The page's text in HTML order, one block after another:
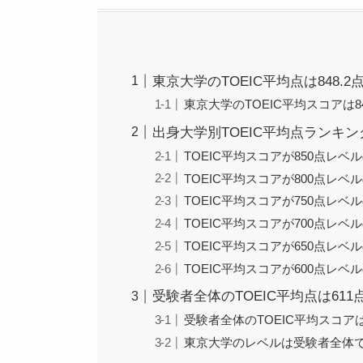
東京大学のTOEIC平均点は848.2
東京大学のTOEIC平均スコアは
出身大学別TOEIC平均点ランキン
TOEIC平均スコアが850点レベ
TOEIC平均スコアが800点レベ
TOEIC平均スコアが750点レベ
TOEIC平均スコアが700点レベ
TOEIC平均スコアが650点レベ
TOEIC平均スコアが600点レベ
受験者全体のTOEIC平均点は611
受験者全体のTOEIC平均スコア
東京大学のレベルは受験者全体